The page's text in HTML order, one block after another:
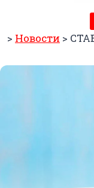
> Новости >